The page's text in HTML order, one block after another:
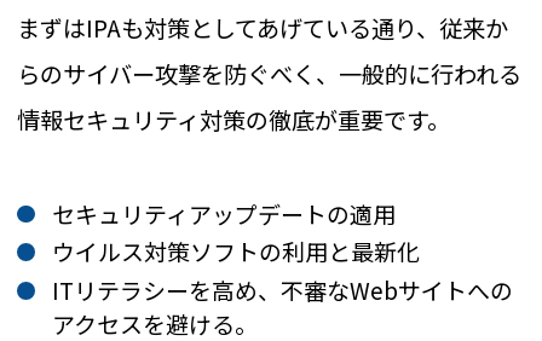
まずはIPAも対策としてあげている通り、従来か
らのサイバー攻撃を防ぐべく、一般的に行われる
情報セキュリティ対策の徹底が重要です。
セキュリティアップデートの適用
ウイルス対策ソフトの利用と最新化
ITリテラシーを高め、不審なWebサイトへの
アクセスを避ける。